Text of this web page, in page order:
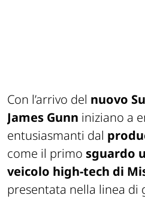
Con l’arrivo del nuovo
James Gunn iniziano a
entusiasmanti dal
come il primo sguardo
veicolo high-tech di
presentata nella linea di